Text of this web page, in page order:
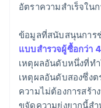
อัตราความสำเร็จใน
ข้อมูลที่สนับสนุนการ
แบบสำรวจผู้ซื้อกว่า
เหตุผลอันดับหนึ่งที่ท
เหตุผลอันดับสองซึ่ง
ความไม่ต้องการสร้า
ขจัดความยุ่งยากนี้ส